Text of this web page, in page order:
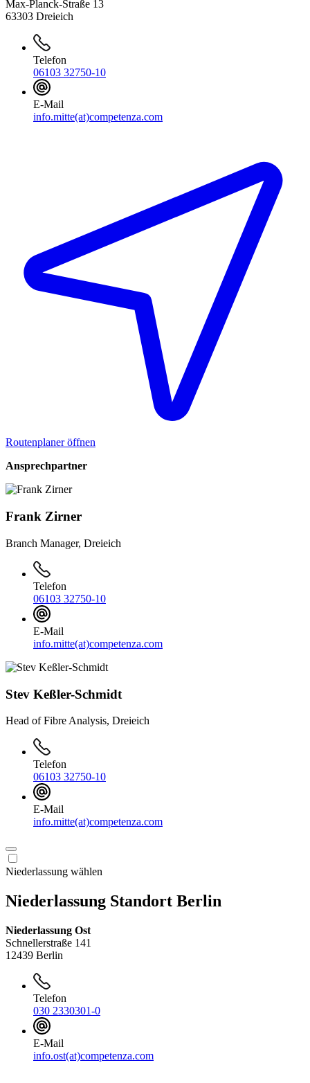
Max-Planck-Straße 13
63303 Dreieich
Telefon
06103 32750-10
E-Mail
info.mitte(at)competenza.com
Routenplaner öffnen
Ansprechpartner
Frank Zirner
Branch Manager, Dreieich
Telefon
06103 32750-10
E-Mail
info.mitte(at)competenza.com
Stev Keßler-Schmidt
Head of Fibre Analysis, Dreieich
Telefon
06103 32750-10
E-Mail
info.mitte(at)competenza.com
Niederlassung wählen
Niederlassung Standort Berlin
Niederlassung Ost
Schnellerstraße 141
12439 Berlin
Telefon
030 2330301-0
E-Mail
info.ost(at)competenza.com